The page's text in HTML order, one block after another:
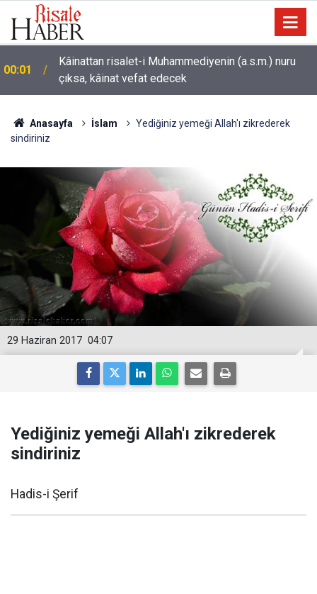
00:01
Kâinattan risalet-i Muhammediyenin (a.s.m.) nuru
çıksa, kâinat vefat edecek
22:35
Sarıkamış ormanları rengarenk kelebeklere ev
sahipliği yapıyor
Anasayfa İslam
Yediğiniz yemeği Allah'ı zikrederek
sindiriniz
04:07
29 Haziran 2017
Yediğiniz yemeği Allah'ı zikrederek
sindiriniz
Hadis-i Şerif